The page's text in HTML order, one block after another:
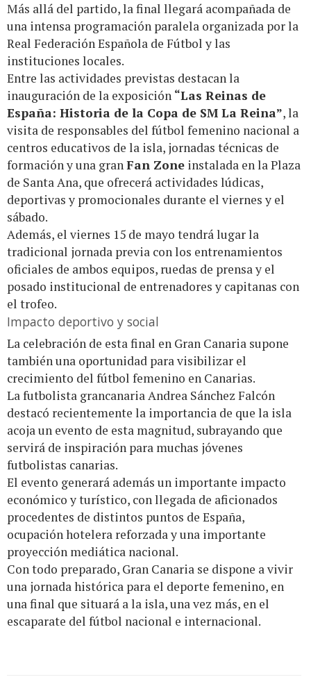
Más allá del partido, la final llegará acompañada de
una intensa programación paralela organizada por la
Real Federación Española de Fútbol y las
instituciones locales.
Entre las actividades previstas destacan la
inauguración de la exposición “Las Reinas de
España: Historia de la Copa de SM La Reina”, la
visita de responsables del fútbol femenino nacional a
centros educativos de la isla, jornadas técnicas de
formación y una granFan Zone instalada en la Plaza
de Santa Ana, que ofrecerá actividades lúdicas,
deportivas y promocionales durante el viernes y el
sábado.
Además, el viernes 15 de mayo tendrá lugar la
tradicional jornada previa con los entrenamientos
oficiales de ambos equipos, ruedas de prensa y el
posado institucional de entrenadores y capitanas con
el trofeo.
Impacto deportivo y social
La celebración de esta final en Gran Canaria supone
también una oportunidad para visibilizar el
crecimiento del fútbol femenino en Canarias.
La futbolista grancanaria Andrea Sánchez Falcón
destacó recientemente la importancia de que la isla
acoja un evento de esta magnitud, subrayando que
servirá de inspiración para muchas jóvenes
futbolistas canarias.
El evento generará además un importante impacto
económico y turístico, con llegada de aficionados
procedentes de distintos puntos de España,
ocupación hotelera reforzada y una importante
proyección mediática nacional.
Con todo preparado, Gran Canaria se dispone a vivir
una jornada histórica para el deporte femenino, en
una final que situará a la isla, una vez más, en el
escaparate del fútbol nacional e internacional.